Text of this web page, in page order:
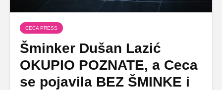
CECA PRESS
Šminker Dušan Lazić
OKUPIO POZNATE, a Ceca
se pojavila BEZ ŠMINKE i